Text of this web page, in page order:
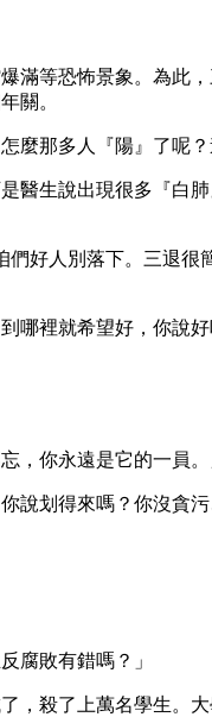
等恐怖景象。為此
關。
那多人『陽』了呢
生說出現很多『白
好人別落下。三退
哪裡就希望好，你說好
，你永遠是它的一員。
說划得來嗎？你沒貪
腐敗有錯嗎？」
，殺了上萬名學生。